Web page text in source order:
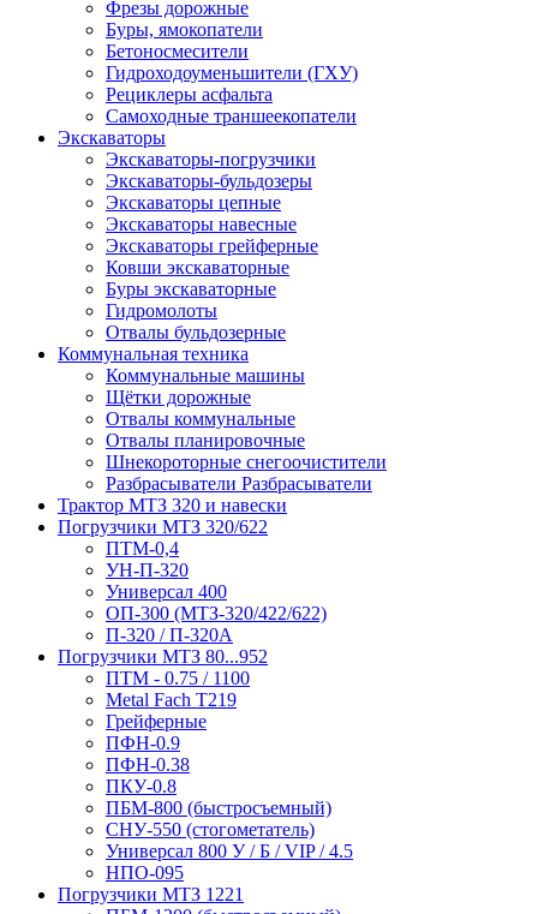
Фрезы дорожные
Буры, ямокопатели
Бетоносмесители
Гидроходоуменьшители (ГХУ)
Рециклеры асфальта
Самоходные траншеекопатели
Экскаваторы
Экскаваторы-погрузчики
Экскаваторы-бульдозеры
Экскаваторы цепные
Экскаваторы навесные
Экскаваторы грейферные
Ковши экскаваторные
Буры экскаваторные
Гидромолоты
Отвалы бульдозерные
Коммунальная техника
Коммунальные машины
Щётки дорожные
Отвалы коммунальные
Отвалы планировочные
Шнекороторные снегоочистители
Разбрасыватели Разбрасыватели
Трактор МТЗ 320 и навески
Погрузчики МТЗ 320/622
ПТМ-0,4
УН-П-320
Универсал 400
ОП-300 (МТЗ-320/422/622)
П-320 / П-320А
Погрузчики МТЗ 80...952
ПТМ - 0.75 / 1100
Metal Fach T219
Грейферные
ПФН-0.9
ПФН-0.38
ПКУ-0.8
ПБМ-800 (быстросъемный)
СНУ-550 (стогометатель)
Универсал 800 У / Б / VIP / 4.5
НПО-095
Погрузчики МТЗ 1221